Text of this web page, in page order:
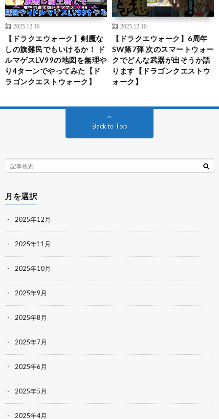
2025.12.10
【ドラクエウォーク】剣魔な
しの旗難民でもいけるか！ ド
ルマゲスLV99の地図を無理や
り4ターンでやってみた【ド
ラゴンクエストウォーク】
2025.12.10
【ドラクエウォーク】6周年
SW第7弾 次のスマートウォー
クでどんな武器が出そうか語
ります【ドラゴンクエストウ
ォーク】
Back to Top
月を選択
2025年12月
2025年11月
2025年10月
2025年9月
2025年8月
2025年7月
2025年6月
2025年5月
2025年4月